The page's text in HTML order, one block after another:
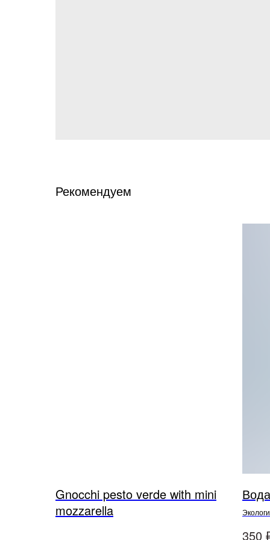
Рекомендуем
Gnocchi pesto verde with mini
mozzarella
350